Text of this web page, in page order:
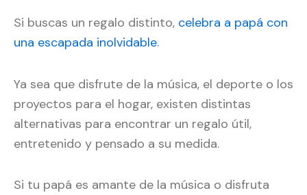
Si buscas un regalo distinto, celebra a papá con
una escapada inolvidable.
Ya sea que disfrute de la música, el deporte o los
proyectos para el hogar, existen distintas
alternativas para encontrar un regalo útil,
entretenido y pensado a su medida.
Si tu papá es amante de la música o disfruta